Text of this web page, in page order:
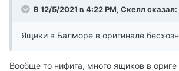
В 12/5/2021 в 4:22 PM, Скелл сказал:
Ящики в Балморе в оригинале
Вообще то нифига, много ящиков в